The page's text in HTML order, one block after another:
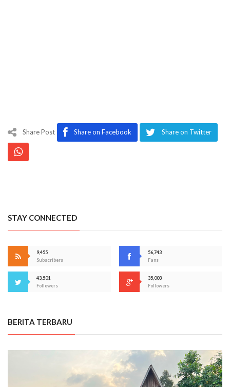
Share Post Share on Facebook Share on Twitter
STAY CONNECTED
9,455
Subscribers
56,743
Fans
43,501
Followers
35,003
Followers
BERITA TERBARU